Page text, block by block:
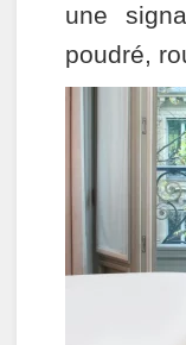
une
poudré,